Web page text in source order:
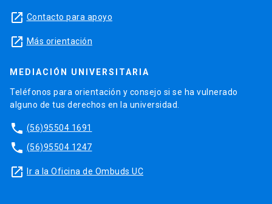
launch Contacto para apoyo
launch Más orientación
MEDIACIÓN UNIVERSITARIA
Teléfonos para orientación y consejo si se ha vulnerado
alguno de tus derechos en la universidad.
phone (56)95504 1691
phone (56)95504 1247
launch Ir a la Oficina de Ombuds UC